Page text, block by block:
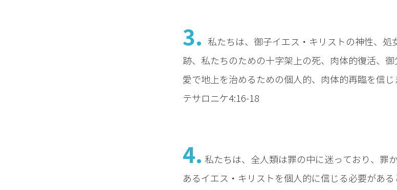
3. 私たちは、御子イエス・キリストの神性、処
跡、私たちのための十字架上の死、肉体的復活、
愛で地上を治めるための個人的、肉体的再臨を信じ
テサロニケ4:16-18
4. 私たちは、全人類は罪の中に迷っており、罪
あるイエス・キリストを個人的に信じる必要があ